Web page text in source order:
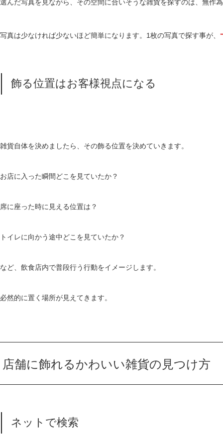
選んだ写真を見ながら、その空間に合いそうな雑貨を探すのは、無作
写真は少なければ少ないほど簡単になります。1枚の写真で探す事が、
飾る位置はお客様視点になる
雑貨自体を決めましたら、その飾る位置を決めていきます。
お店に入った瞬間どこを見ていたか？
席に座った時に見える位置は？
トイレに向かう途中どこを見ていたか？
など、飲食店内で普段行う行動をイメージします。
必然的に置く場所が見えてきます。
店舗に飾れるかわいい雑貨の見つけ方
ネットで検索